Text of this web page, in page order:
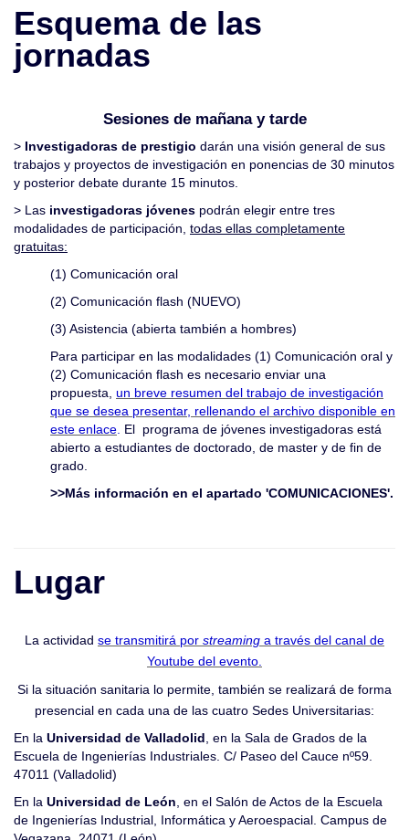
Esquema de las
jornadas
Sesiones de mañana y tarde
> Investigadoras de prestigio darán una visión general de sus
trabajos y proyectos de investigación en ponencias de 30 minutos
y posterior debate durante 15 minutos.
> Las investigadoras jóvenes podrán elegir entre tres
modalidades de participación, todas ellas completamente
gratuitas:
(1) Comunicación oral
(2) Comunicación flash (NUEVO)
(3) Asistencia (abierta también a hombres)
Para participar en las modalidades (1) Comunicación oral y
(2) Comunicación flash es necesario enviar una
propuesta, un breve resumen del trabajo de investigación
que se desea presentar, rellenando el archivo disponible en
este enlace. El programa de jóvenes investigadoras está
abierto a estudiantes de doctorado, de master y de fin de
grado.
>>Más información en el apartado 'COMUNICACIONES'.
Lugar
La actividad se transmitirá por streaming a través del canal de
Youtube del evento.
Si la situación sanitaria lo permite, también se realizará de forma
presencial en cada una de las cuatro Sedes Universitarias:
En la Universidad de Valladolid, en la Sala de Grados de la
Escuela de Ingenierías Industriales. C/ Paseo del Cauce nº59.
47011 (Valladolid)
En la Universidad de León, en el Salón de Actos de la Escuela
de Ingenierías Industrial, Informática y Aeroespacial. Campus de